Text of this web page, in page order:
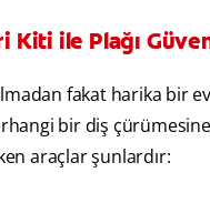
Kiti ile Plağı
fakat harika bir
bir diş
araçlar şunlardır: